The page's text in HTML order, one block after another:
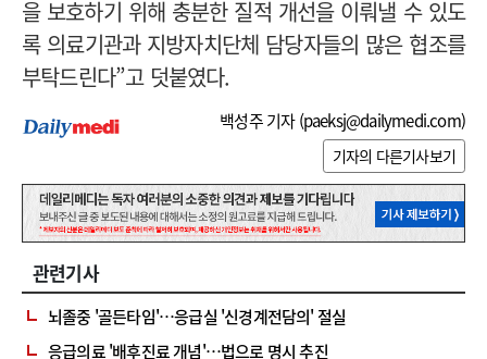
을 보호하기 위해 충분한 질적 개선을 이뤄낼 수 있도
록 의료기관과 지방자치단체 담당자들의 많은 협조를
부탁드린다”고 덧붙였다.
백성주 기자 (paeksj@dailymedi.com)
기자의 다른기사보기
관련기사
뇌졸중 '골든타임'…응급실 '신경계전담의' 절실
응급의료 '배후진료 개념'…법으로 명시 추진